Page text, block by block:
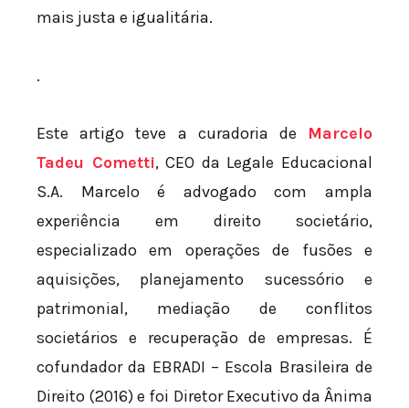
mais justa e igualitária.
.
Este artigo teve a curadoria de Marcelo
Tadeu Cometti, CEO da Legale Educacional
S.A. Marcelo é advogado com ampla
experiência em direito societário,
especializado em operações de fusões e
aquisições, planejamento sucessório e
patrimonial, mediação de conflitos
societários e recuperação de empresas. É
cofundador da EBRADI – Escola Brasileira de
Direito (2016) e foi Diretor Executivo da Ânima